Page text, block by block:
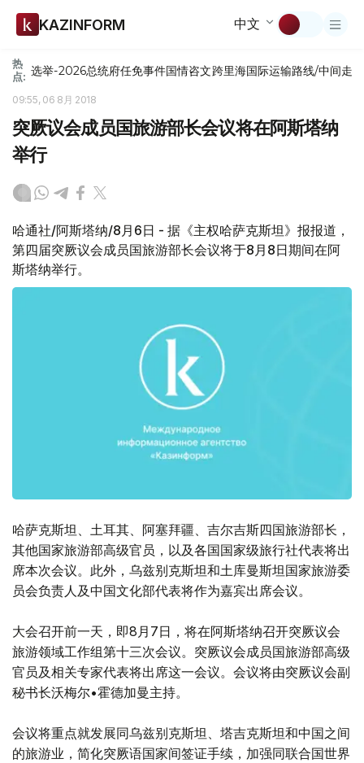
KAZINFORM 中文
热
点: 选举-2026总统府任免事件国情咨文跨里海国际运输路线/中间走廊
09:55, 06 8月 2018
突厥议会成员国旅游部长会议将在阿斯塔纳
举行
哈通社/阿斯塔纳/8月6日 - 据《主权哈萨克斯坦》报报道，
第四届突厥议会成员国旅游部长会议将于8月8日期间在阿
斯塔纳举行。
哈萨克斯坦、土耳其、阿塞拜疆、吉尔吉斯四国旅游部长，
其他国家旅游部高级官员，以及各国国家级旅行社代表将出
席本次会议。此外，乌兹别克斯坦和土库曼斯坦国家旅游委
员会负责人及中国文化部代表将作为嘉宾出席会议。
大会召开前一天，即8月7日，将在阿斯塔纳召开突厥议会
旅游领域工作组第十三次会议。突厥议会成员国旅游部高级
官员及相关专家代表将出席这一会议。会议将由突厥议会副
秘书长沃梅尔•霍德加曼主持。
会议将重点就发展同乌兹别克斯坦、塔吉克斯坦和中国之间
的旅游业，简化突厥语国家间签证手续，加强同联合国世界